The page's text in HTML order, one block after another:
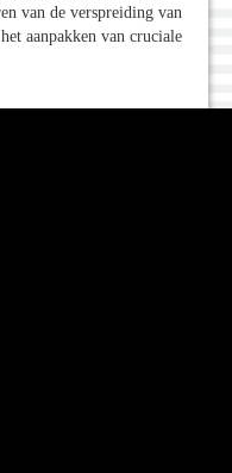
van de verspreiding van
aanpakken van cruciale